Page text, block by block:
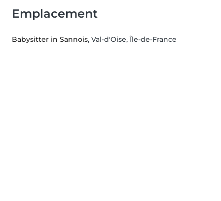
Emplacement
Babysitter in Sannois, Val-d'Oise, Île-de-France